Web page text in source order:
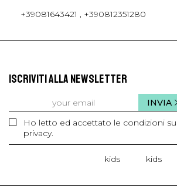
+39081643421 , +390812351280
ISCRIVITI ALLA NEWSLETTER
Ho letto ed accettato le condizioni
privacy.
INVIA
kids kids